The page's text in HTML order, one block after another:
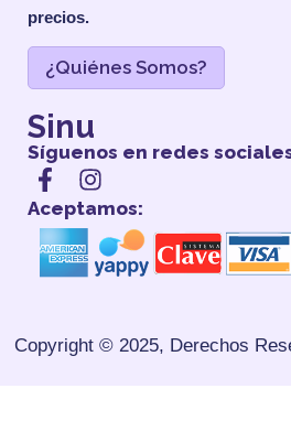
precios.
¿Quiénes Somos?
Sinu
Síguenos en redes
Aceptamos:
Copyright © 2025, Derechos